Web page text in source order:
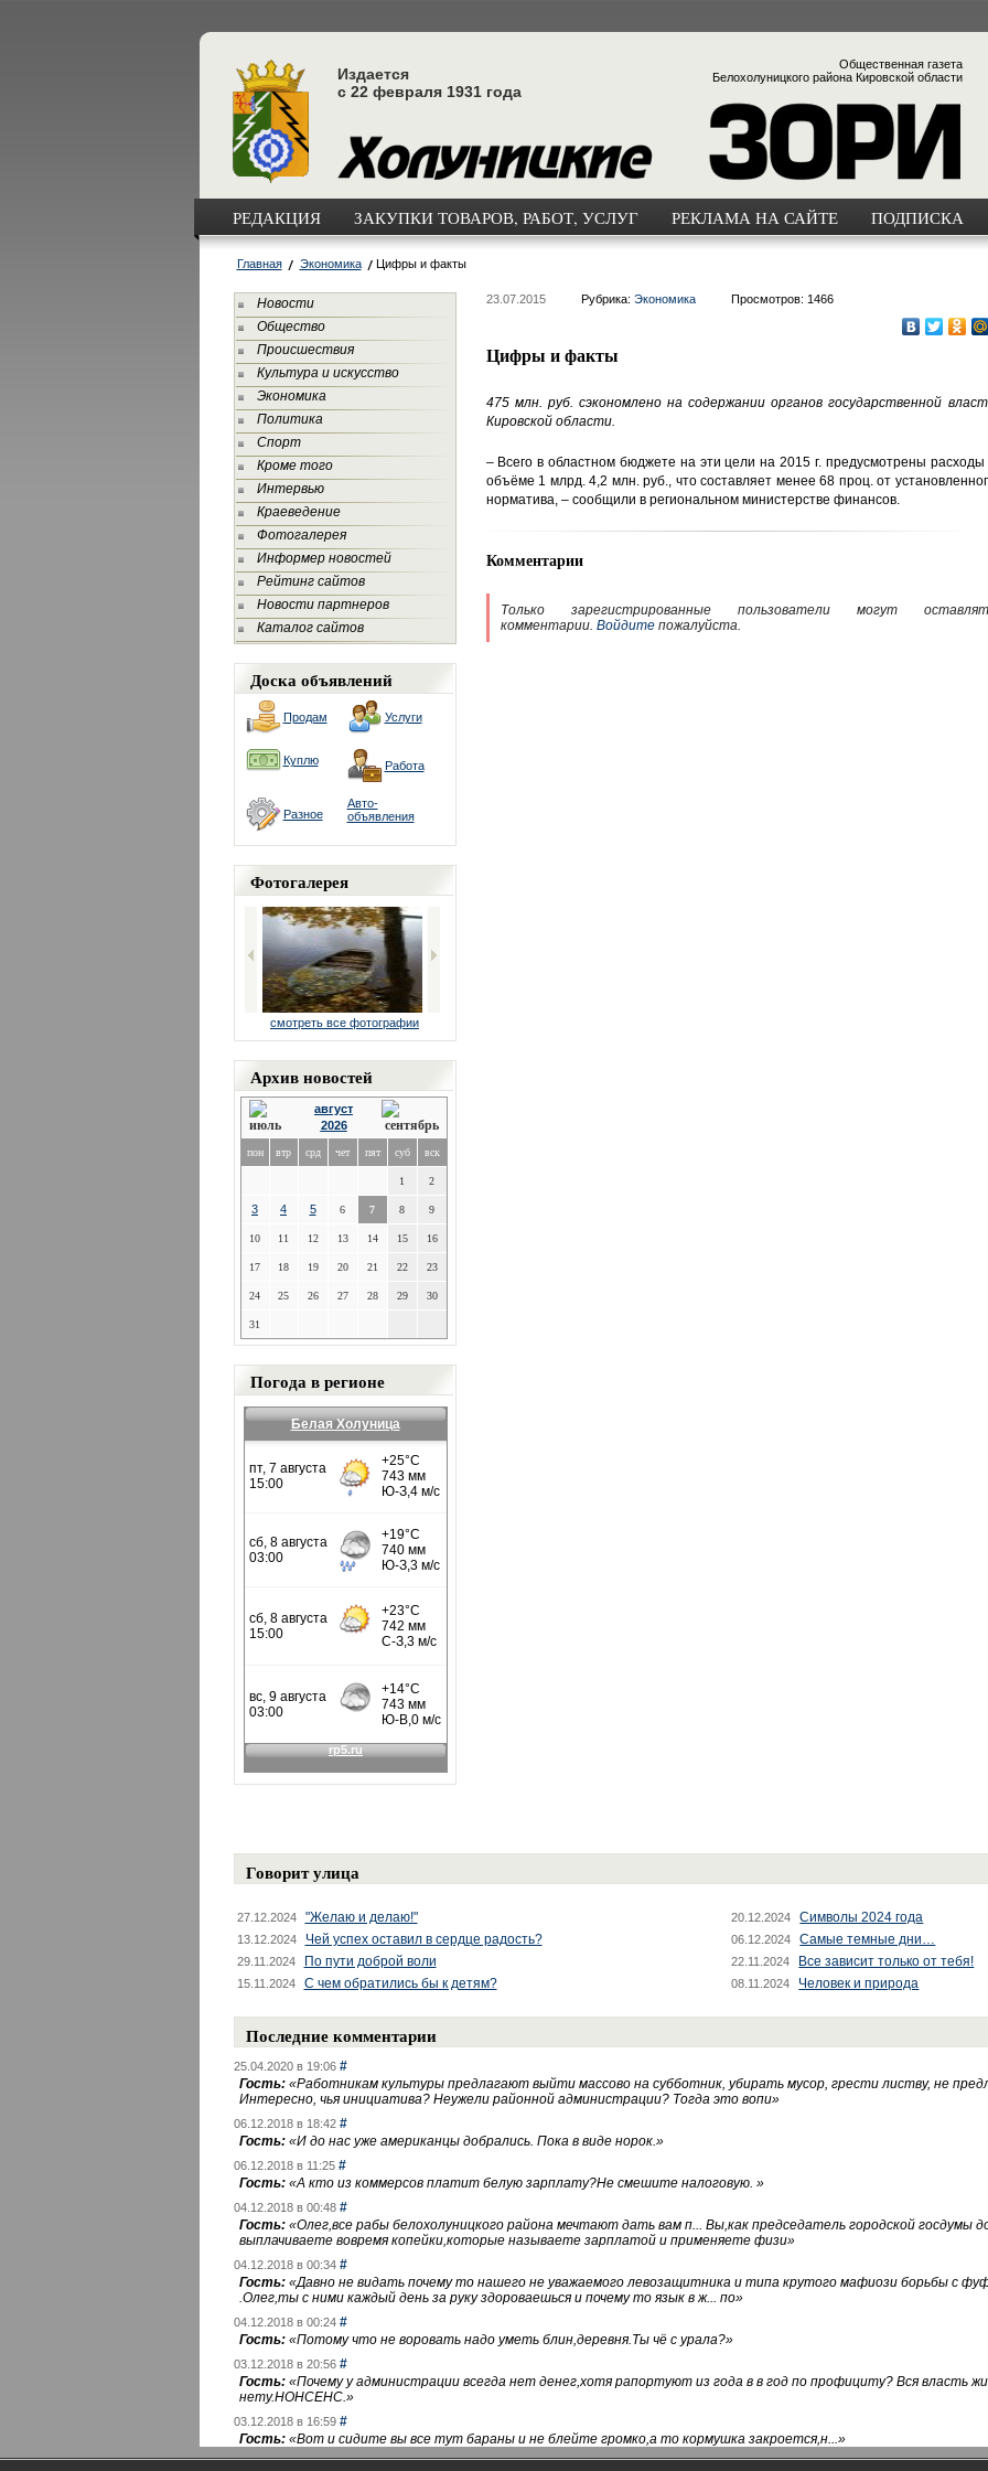
Издается
с 22 февраля 1931 года
Общественная газета
Белохолуницкого района Кировской области
РЕДАКЦИЯ ЗАКУПКИ ТОВАРОВ, РАБОТ, УСЛУГ РЕКЛАМА НА САЙТЕ ПОДПИСКА
Главная Экономика Цифры и факты
Новости
Общество
Происшествия
Культура и искусство
Экономика
Политика
Спорт
Кроме того
Интервью
Краеведение
Фотогалерея
Информер новостей
Рейтинг сайтов
Новости партнеров
Каталог сайтов
Доска объявлений
Продам Услуги
Куплю Работа
Разное
Авто-
объявления
Фотогалерея
смотреть все фотографии
Архив новостей
август
2026
пон втр срд чет пят суб вск
1 2
3 4 5 6 7 8 9
10 11 12 13 14 15 16
17 18 19 20 21 22 23
24 25 26 27 28 29 30
31
Погода в регионе
Белая Холуница
23.07.2015 Рубрика: Экономика Просмотров: 1466
Цифры и факты
475 млн. руб. сэкономлено на содержании органов государственной
Кировской области.
– Всего в областном бюджете на эти цели на 2015 г. предусмотрены расходы
объёме 1 млрд. 4,2 млн. руб., что составляет менее 68 проц. от
норматива, – сообщили в региональном министерстве финансов.
Комментарии
Только зарегистрированные пользователи могут
комментарии. Войдитепожалуйста.
Говорит улица
27.12.2024 "Желаю и делаю!" 20.12.2024 Символы 2024 года
13.12.2024 Чей успех оставил в сердце радость? 06.12.2024 Самые темные дни…
29.11.2024 По пути доброй воли 22.11.2024 Все зависит только от тебя!
15.11.2024 С чем обратились бы к детям? 08.11.2024 Человек и природа
Последние комментарии
25.04.2020 в 19:06 #
Гость: «Работникам культуры предлагают выйти массово на субботник, убирать мусор, грести листву, не
Интересно, чья инициатива? Неужели районной администрации? Тогда это вопи»
06.12.2018 в 18:42 #
Гость: «И до нас уже американцы добрались. Пока в виде норок.»
06.12.2018 в 11:25 #
Гость: «А кто из коммерсов платит белую зарплату?Не смешите налоговую. »
04.12.2018 в 00:48 #
Гость: «Олег,все рабы белохолуницкого района мечтают дать вам п... Вы,как председатель городской госдумы
выплачиваете вовремя копейки,которые называете зарплатой и применяете физи»
04.12.2018 в 00:34 #
Гость: «Давно не видать почему то нашего не уважаемого левозащитника и типа крутого мафиози борьбы с
.Олег,ты с ними каждый день за руку здороваешься и почему то язык в ж... по»
04.12.2018 в 00:24 #
Гость: «Потому что не воровать надо уметь блин,деревня.Ты чё с урала?»
03.12.2018 в 20:56 #
Гость: «Почему у администрации всегда нет денег,хотя рапортуют из года в в год по профициту? Вся власть
нету.НОНСЕНС.»
03.12.2018 в 16:59 #
Гость: «Вот и сидите вы все тут бараны и не блейте громко,а то кормушка закроется,н...»